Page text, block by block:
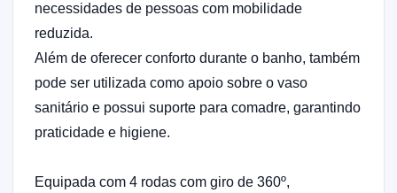
necessidades de pessoas com mobilidade
reduzida.
Além de oferecer conforto durante o banho, também
pode ser utilizada como apoio sobre o vaso
sanitário e possui suporte para comadre, garantindo
praticidade e higiene.
Equipada com 4 rodas com giro de 360º,